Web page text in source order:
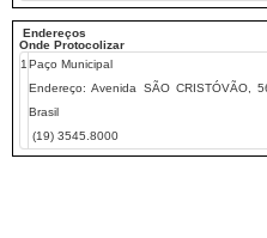
Endereços
Onde Protocolizar
1 Paço Municipal
Endereço: Avenida SÃO CRISTÓVÃO,
Brasil
(19) 3545.8000